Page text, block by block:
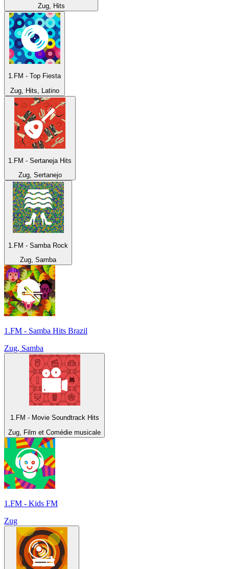
Zug, Hits
1.FM - Top Fiesta
Zug, Hits, Latino
1.FM - Sertaneja Hits
Zug, Sertanejo
1.FM - Samba Rock
Zug, Samba
1.FM - Samba Hits Brazil
Zug, Samba
1.FM - Movie Soundtrack Hits
Zug, Film et Comédie musicale
1.FM - Kids FM
Zug